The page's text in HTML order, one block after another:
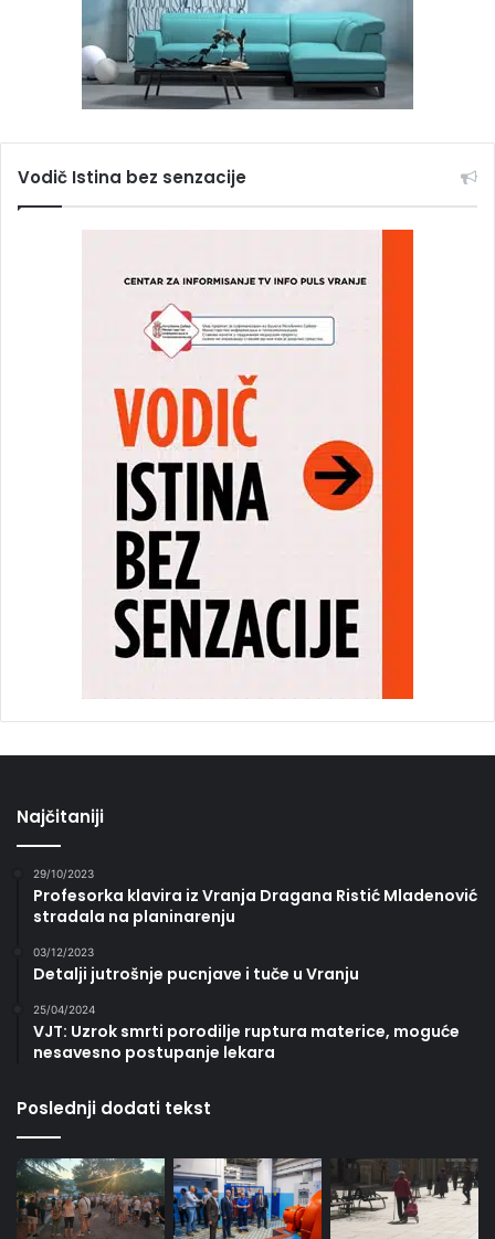
Vodič Istina bez senzacije
Najčitaniji
29/10/2023
Profesorka klavira iz Vranja Dragana Ristić Mladenović
stradala na planinarenju
03/12/2023
Detalji jutrošnje pucnjave i tuče u Vranju
25/04/2024
VJT: Uzrok smrti porodilje ruptura materice, moguće
nesavesno postupanje lekara
Poslednji dodati tekst